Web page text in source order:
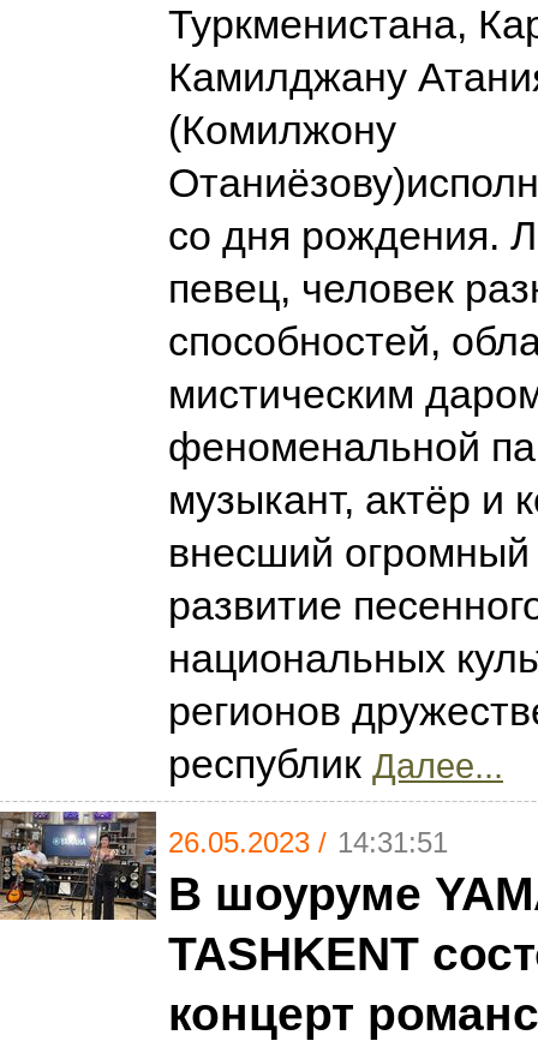
Туркменистана,
Камилджану
(Комилжону
со дня рождения.
певец, человек
способностей,
мистическим
феноменальной
музыкант, актёр и
внесший огромный
развитие
национальных
регионов
республик Далее...
26.05.2023 / 14:31:51
В шоуруме
TASHKENT
концерт